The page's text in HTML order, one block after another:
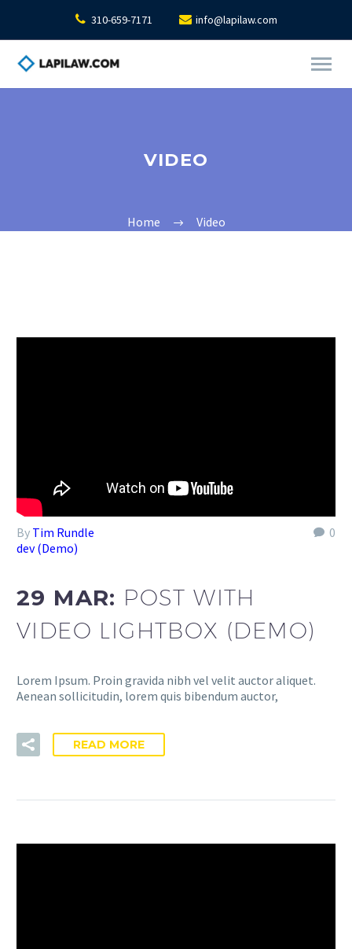
310-659-7171 info@lapilaw.com
VIDEO
Home Video
0
By Tim Rundle
dev (Demo)
29 MAR: POST WITH
VIDEO LIGHTBOX (DEMO)
Lorem Ipsum. Proin gravida nibh vel velit auctor aliquet.
Aenean sollicitudin, lorem quis bibendum auctor,
READ MORE